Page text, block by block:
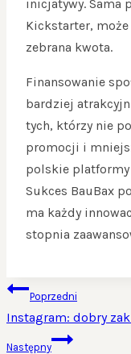
inicjatywy. Sama
Kickstarter,
zebrana kwota.
Finansowanie
bardziej
tych, którzy nie
promocji i
polskie platformy
Sukces BauBax
ma każdy
stopnia
NAWIGACJA
WPISU
Poprzedni
Instagram: dobry
Następny